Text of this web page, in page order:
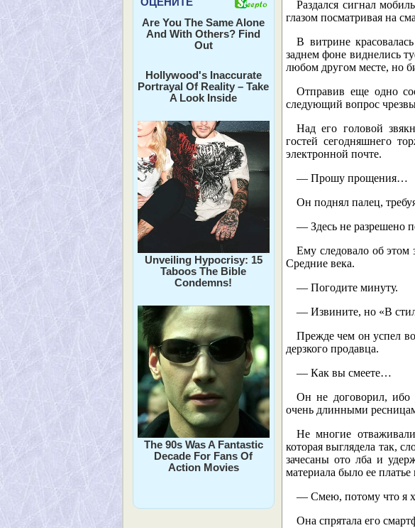
Are You The Same Alone
And With Others? Find
Out
Hollywood's Inaccurate
Portrayal Of Reality – Take
A Look Inside
Unveiling Hypocrisy: 15
Taboos The Bible
Condemns!
The 90s Was A Fantastic
Decade For Fans Of
Action Movies
Раздался сигнал
глазом посматривая на
В витрине
заднем фоне виднелись
любом другом месте, но
Отправив еще одно
следующий вопрос
Над его головой
гостей сегодняшнего
электронной почте.
— Прошу прощения…
Он поднял палец,
— Здесь не разрешено
Ему следовало об этом
Средние века.
— Погодите минуту.
— Извините, но «В
Прежде чем он успел
дерзкого продавца.
— Как вы смеете…
Он не договорил, ибо
очень длинными
Не многие
которая выглядела так,
зачесаны ото лба и
материала было ее
— Смею, потому что я
Она спрятала его